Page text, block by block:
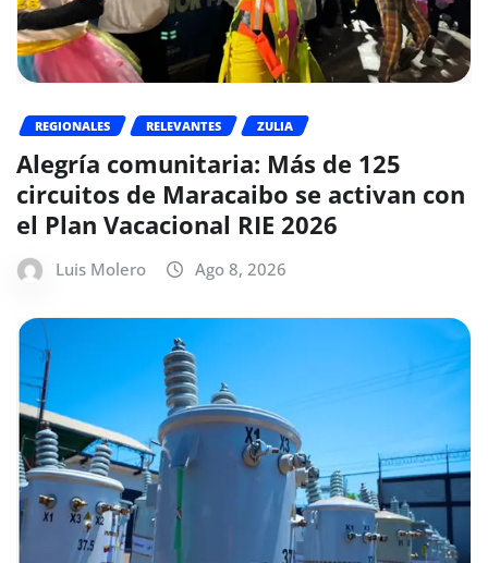
REGIONALES RELEVANTES ZULIA
Alegría comunitaria: Más de 125
circuitos de Maracaibo se activan con
el Plan Vacacional RIE 2026
Luis Molero Ago 8, 2026